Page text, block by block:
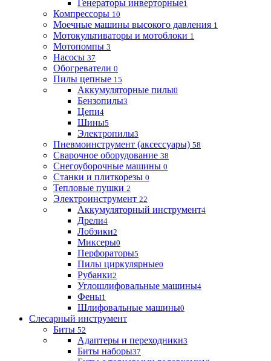
Генераторы инверторные1
Компрессоры 10
Моечные машины высокого давления 1
Мотокультиваторы и мотоблоки 1
Мотопомпы 3
Насосы 37
Обогреватели 0
Пилы цепные 15
Аккумуляторные пилы0
Бензопилы3
Цепи4
Шины5
Электропилы3
Пневмоинструмент (аксессуары) 58
Сварочное оборудование 38
Снегоуборочные машины 0
Станки и плиткорезы 0
Тепловые пушки 2
Электроинструмент 22
Аккумуляторный инструмент4
Дрели4
Лобзики2
Миксеры0
Перфораторы5
Пилы циркулярные0
Рубанки2
Углошлифовальные машины4
Фены1
Шлифовальные машины0
Слесарный инструмент
Биты 52
Адаптеры и переходники3
Биты наборы37